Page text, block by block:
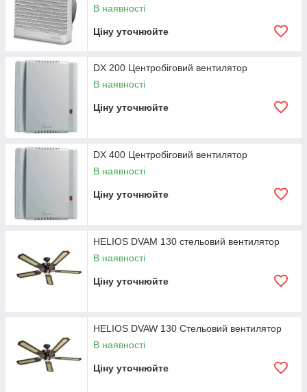
В наявності
Ціну уточнюйте
DX 200 Центробіговий вентилятор
В наявності
Ціну уточнюйте
DX 400 Центробіговий вентилятор
В наявності
Ціну уточнюйте
HELIOS DVAM 130 стельовий вентилятор
В наявності
Ціну уточнюйте
HELIOS DVAW 130 Стельовий вентилятор
В наявності
Ціну уточнюйте